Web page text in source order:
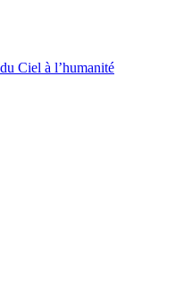
Ciel à l’humanité